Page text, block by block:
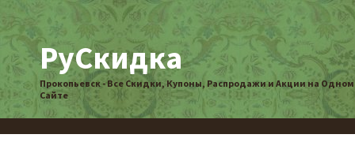
РуСкидка
Прокопьевск - Все Скидки, Купоны, Распродажи и Акции на Одном
Сайте